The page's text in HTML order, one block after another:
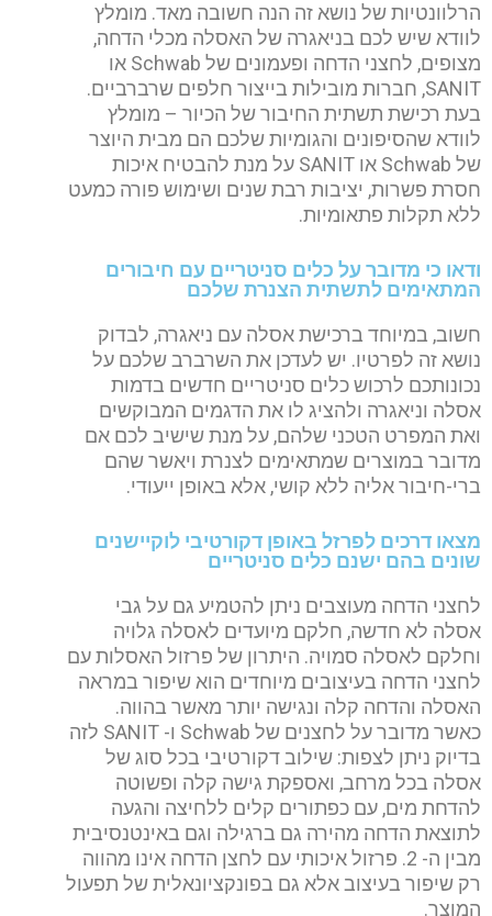
הרלוונטיות של נושא זה הנה חשובה מאד. מומלץ
לוודא שיש לכם בניאגרה של האסלה מכלי הדחה,
מצופים, לחצני הדחה ופעמונים של Schwab או
SANIT, חברות מובילות בייצור חלפים שרברביים.
בעת רכישת תשתית החיבור של הכיור – מומלץ
לוודא שהסיפונים והגומיות שלכם הם מבית היוצר
של Schwab או SANIT על מנת להבטיח איכות
חסרת פשרות, יציבות רבת שנים ושימוש פורה כמעט
ללא תקלות פתאומיות.
ודאו כי מדובר על כלים סניטריים עם חיבורים
המתאימים לתשתית הצנרת שלכם
חשוב, במיוחד ברכישת אסלה עם ניאגרה, לבדוק
נושא זה לפרטיו. יש לעדכן את השרברב שלכם על
נכונותכם לרכוש כלים סניטריים חדשים בדמות
אסלה וניאגרה ולהציג לו את הדגמים המבוקשים
ואת המפרט הטכני שלהם, על מנת שישיב לכם אם
מדובר במוצרים שמתאימים לצנרת ויאשר שהם
ברי-חיבור אליה ללא קושי, אלא באופן ייעודי.
מצאו דרכים לפרזל באופן דקורטיבי לוקיישנים
שונים בהם ישנם כלים סניטריים
לחצני הדחה מעוצבים ניתן להטמיע גם על גבי
אסלה לא חדשה, חלקם מיועדים לאסלה גלויה
וחלקם לאסלה סמויה. היתרון של פרזול האסלות עם
לחצני הדחה בעיצובים מיוחדים הוא שיפור במראה
האסלה והדחה קלה ונגישה יותר מאשר בהווה.
כאשר מדובר על לחצנים של Schwab ו- SANIT לזה
בדיוק ניתן לצפות: שילוב דקורטיבי בכל סוג של
אסלה בכל מרחב, ואספקת גישה קלה ופשוטה
להדחת מים, עם כפתורים קלים ללחיצה והגעה
לתוצאת הדחה מהירה גם ברגילה וגם באינטנסיבית
מבין ה- 2. פרזול איכותי עם לחצן הדחה אינו מהווה
רק שיפור בעיצוב אלא גם בפונקציונאלית של תפעול
המוצר.